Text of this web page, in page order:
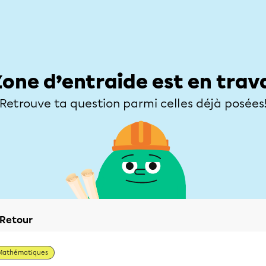
d’entraide est en
Retrouve ta question parmi celles déjà
Retour